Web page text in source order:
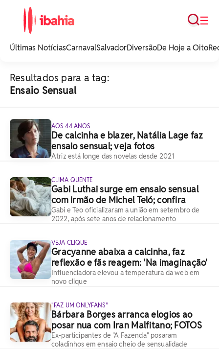
noticias e
☰
Busca
Últimas NotíciasCarnavalSalvadorDiversãoDe Hoje a Oito
Resultados para a tag:
Ensaio Sensual
AOS 44 ANOS
De calcinha e blazer, Natália Lage faz
ensaio sensual; veja fotos
Atriz está longe das novelas desde 2021
CLIMA QUENTE
Gabi Luthai surge em ensaio sensual
com irmão de Michel Teló; confira
Gabi e Teo oficializaram a união em setembro de
2022, após sete anos de relacionamento
VEJA CLIQUE
Gracyanne abaixa a calcinha, faz
reflexão e fãs reagem: 'Na imaginação'
Influenciadora elevou a temperatura da web em
novo clique
"FAZ UM ONLYFANS"
Bárbara Borges arranca elogios ao
posar nua com Iran Malfitano; FOTOS
Ex-participantes de "A Fazenda" posaram
coladinhos em ensaio cheio de sensualidade